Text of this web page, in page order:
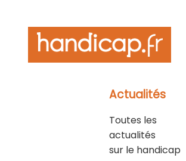
Actualités
Toutes les
actualités
sur le handicap